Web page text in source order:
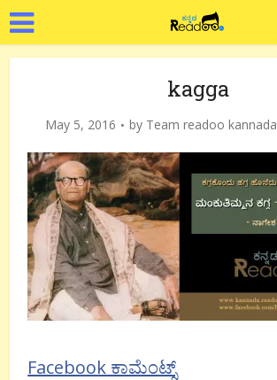
kagga
May 5, 2016 by Team readoo kannada
Facebook ಕಾಮೆಂಟ್ಸ್